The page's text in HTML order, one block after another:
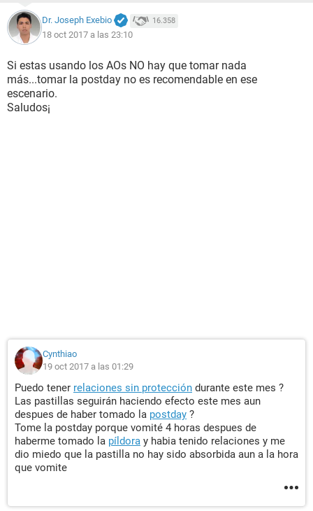
Dr. Joseph Exebio 16.358
18 oct 2017 a las 23:10
Si estas usando los AOs NO hay que tomar nada
más...tomar la postday no es recomendable en ese
escenario.
Saludos¡
Cynthiao
19 oct 2017 a las 01:29
Puedo tener relaciones sin protección durante este mes ?
Las pastillas seguirán haciendo efecto este mes aun
despues de haber tomado la postday ?
Tome la postday porque vomité 4 horas despues de
haberme tomado la píldora y habia tenido relaciones y me
dio miedo que la pastilla no hay sido absorbida aun a la hora
que vomite